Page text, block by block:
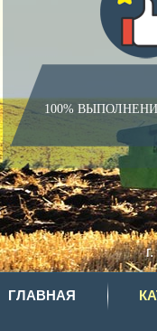
100%
ГЛАВНАЯ